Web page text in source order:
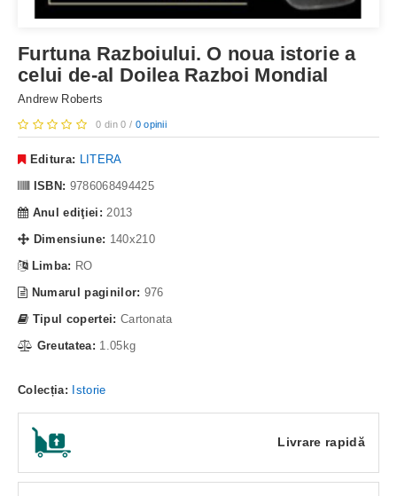
Furtuna Razboiului. O noua istorie a
celui de-al Doilea Razboi Mondial
Andrew Roberts
0 din 0 / 0 opinii
Editura: LITERA
ISBN: 9786068494425
Anul ediţiei: 2013
Dimensiune: 140x210
Limba: RO
Numarul paginilor: 976
Tipul copertei: Cartonata
Greutatea: 1.05kg
Colecția: Istorie
Livrare rapidă